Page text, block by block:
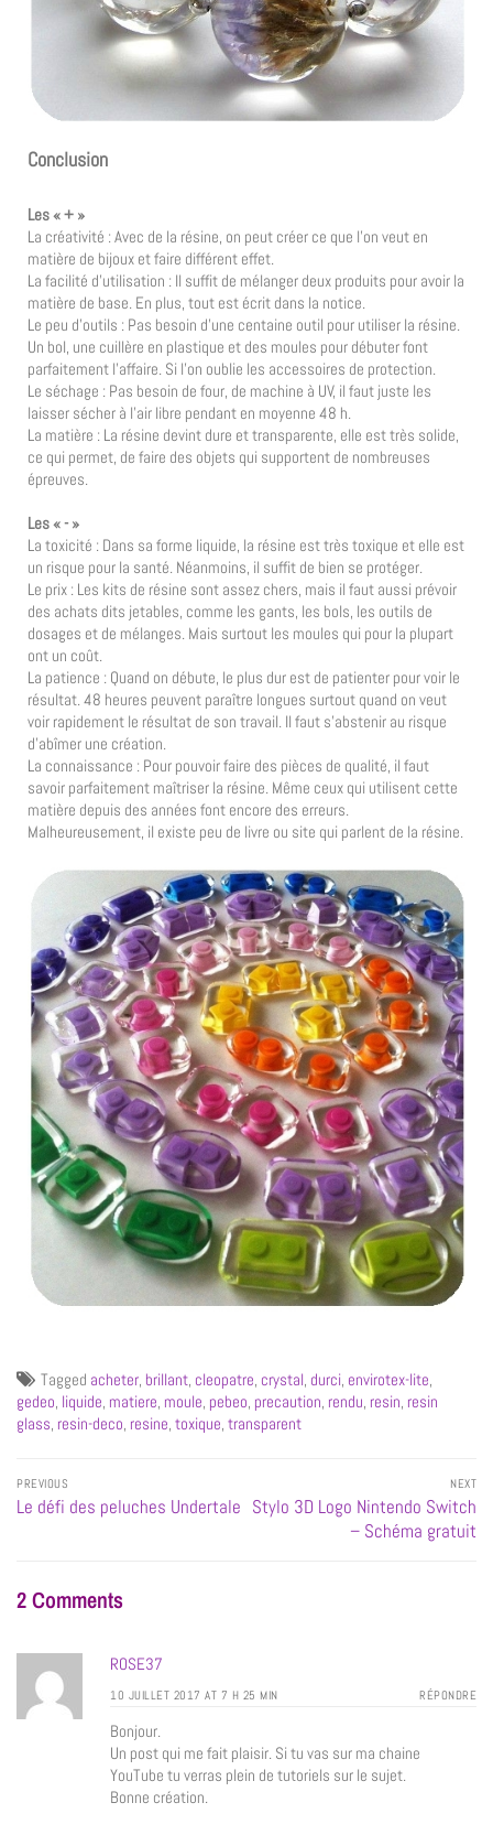
Conclusion
Les « + »
La créativité : Avec de la résine, on peut créer ce que l’on veut en
matière de bijoux et faire différent effet.
La facilité d’utilisation : Il suffit de mélanger deux produits pour avoir la
matière de base. En plus, tout est écrit dans la notice.
Le peu d’outils : Pas besoin d’une centaine outil pour utiliser la résine.
Un bol, une cuillère en plastique et des moules pour débuter font
parfaitement l’affaire. Si l’on oublie les accessoires de protection.
Le séchage : Pas besoin de four, de machine à UV, il faut juste les
laisser sécher à l’air libre pendant en moyenne 48 h.
La matière : La résine devint dure et transparente, elle est très solide,
ce qui permet, de faire des objets qui supportent de nombreuses
épreuves.
Les « - »
La toxicité : Dans sa forme liquide, la résine est très toxique et elle est
un risque pour la santé. Néanmoins, il suffit de bien se protéger.
Le prix : Les kits de résine sont assez chers, mais il faut aussi prévoir
des achats dits jetables, comme les gants, les bols, les outils de
dosages et de mélanges. Mais surtout les moules qui pour la plupart
ont un coût.
La patience : Quand on débute, le plus dur est de patienter pour voir le
résultat. 48 heures peuvent paraître longues surtout quand on veut
voir rapidement le résultat de son travail. Il faut s’abstenir au risque
d’abîmer une création.
La connaissance : Pour pouvoir faire des pièces de qualité, il faut
savoir parfaitement maîtriser la résine. Même ceux qui utilisent cette
matière depuis des années font encore des erreurs.
Malheureusement, il existe peu de livre ou site qui parlent de la résine.
Tagged acheter, brillant, cleopatre, crystal, durci, envirotex-lite,
gedeo, liquide, matiere, moule, pebeo, precaution, rendu, resin, resin
glass, resin-deco, resine, toxique, transparent
PREVIOUS
Le défi des peluches Undertale
NEXT
Stylo 3D Logo Nintendo Switch
– Schéma gratuit
2 Comments
ROSE37
10 JUILLET 2017 AT 7 H 25 MIN RÉPONDRE
Bonjour.
Un post qui me fait plaisir. Si tu vas sur ma chaine
YouTube tu verras plein de tutoriels sur le sujet.
Bonne création.